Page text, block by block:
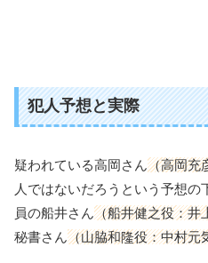
犯人予想と実際
疑われている高岡さん（高岡充
人ではないだろうという予想
員の船井さん（船井健之役：井
秘書さん（山脇和隆役：中村元